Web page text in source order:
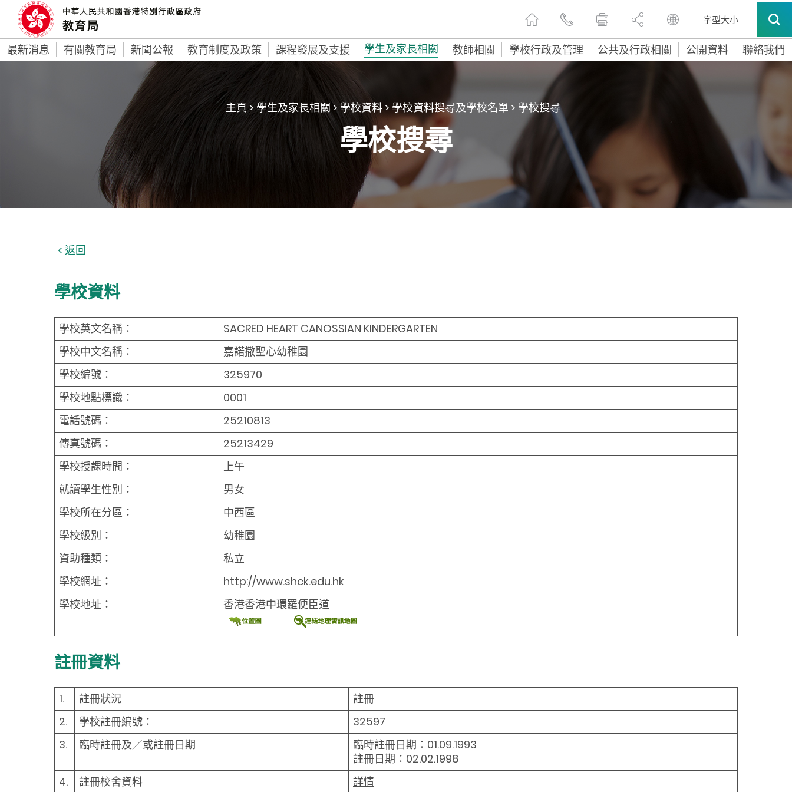
字型大小
最新消息 有關教育局 新聞公報 教育制度及政策 課程發展及支援 學生及家長相關 教師相關 學校行政及管理 公共及行政相關 公開資料 聯絡我們
主頁>學生及家長相關> 學校資料> 學校資料搜尋及學校名單 > 學校搜尋
學校搜尋
學校資料
學校英文名稱：
SACRED HEART CANOSSIAN KINDERGARTEN
學校中文名稱：
嘉諾撒聖心幼稚園
學校編號：
325970
學校地點標識：
0001
電話號碼：
25210813
傳真號碼：
25213429
學校授課時間：
上午
就讀學生性別：
男女
學校所在分區：
中西區
學校級別：
幼稚園
資助種類：
私立
學校網址：
http://www.shck.edu.hk
學校地址：
香港香港中環羅便臣道
註冊資料
1. 註冊狀況
註冊
2.
學校註冊編號：
32597
3.
臨時註冊及／或註冊日期
臨時註冊日期：01.09.1993
註冊日期：02.02.1998
4.
註冊校舍資料 詳情